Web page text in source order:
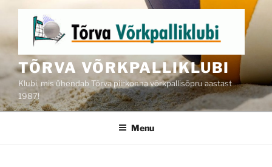
content
TÕRVA VÕRKPALLIKLUBI
Klubi, mis ühendab Tõrva piirkonna võrkpallisõpru aastast
1987!
Menu